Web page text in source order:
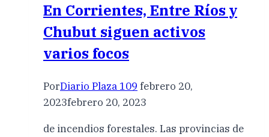
En Corrientes, Entre Ríos y
Chubut siguen activos
varios focos
PorDiario Plaza 109 febrero 20,
2023febrero 20, 2023
de incendios forestales. Las provincias de